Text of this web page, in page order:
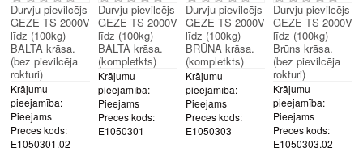
Krājumu
pieejamība:
Pieejams
Preces kods:
E1050301.02
Durvju pievilcējs
GEZE TS 2000V
līdz (100kg)
BALTA krāsa.
(bez pievilcēja
rokturi)
Krājumu
pieejamība:
Pieejams
Preces kods:
E1050301
Durvju pievilcējs
GEZE TS 2000V
līdz (100kg)
BALTA krāsa.
(kompletkts)
Krājumu
pieejamība:
Pieejams
Preces kods:
E1050303
Durvju pievilcējs
GEZE TS 2000V
līdz (100kg)
BRŪNA krāsa.
(kompletkts)
Krājumu
pieejamība:
Pieejams
Preces kods:
E1050303.02
Durvju pievilcējs
GEZE TS 2000V
līdz (100kg)
Brūns krāsa.
(bez pievilcēja
rokturi)